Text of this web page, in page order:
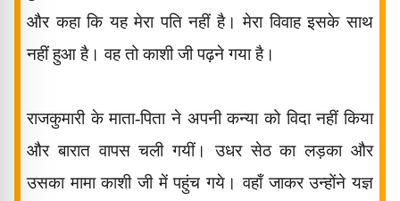
और कहा कि यह मेरा पति नहीं है। मेरा विवाह इसके साथ
नहीं हुआ है। वह तो काशी जी पढ़ने गया है।
राजकुमारी के माता-पिता ने अपनी कन्या को विदा नहीं किया
और बारात वापस चली गयीं। उधर सेठ का लड़का और
उसका मामा काशी जी में पहुंच गये। वहाँ जाकर उन्होंने यज्ञ